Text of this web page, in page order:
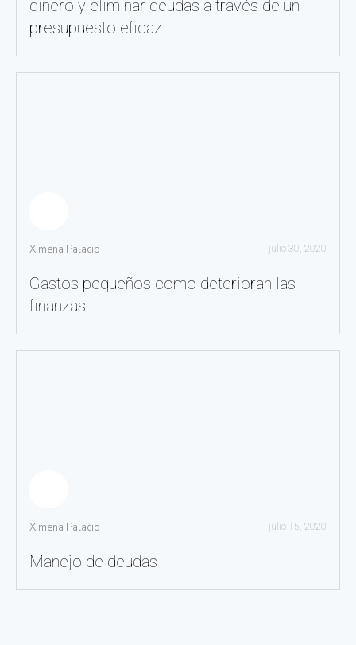
dinero y eliminar deudas a través de un
presupuesto eficaz
Ximena Palacio julio 30, 2020
Gastos pequeños como deterioran las
finanzas
Ximena Palacio julio 15, 2020
Manejo de deudas